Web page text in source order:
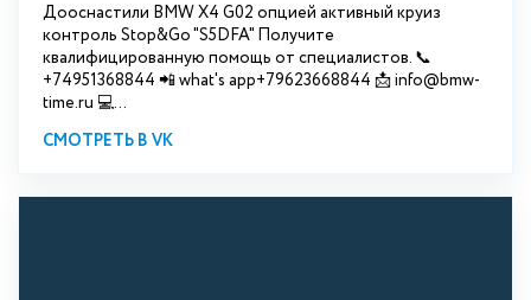
Дооснастили BMW X4 G02 опцией активный круиз
контроль Stop&Go "S5DFA" Получите
квалифицированную помощь от специалистов. 📞
+74951368844 📲 what's app+79623668844 📩 info@bmw-
time.ru 💻...
СМОТРЕТЬ В VK